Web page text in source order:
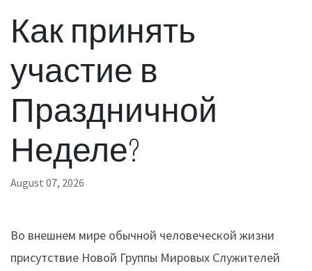
Как принять
участие в
Праздничной
Неделе?
August 07, 2026
Во внешнем мире обычной человеческой жизни
присутствие Новой Группы Мировых Служителей